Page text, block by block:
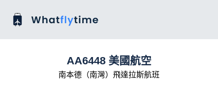
AA6448 美國航空
南本德（南灣）飛達拉斯航班